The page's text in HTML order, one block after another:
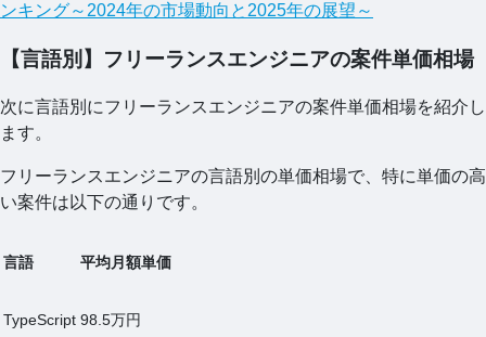
ンキング～2024年の市場動向と2025年の展望～
【言語別】フリーランスエンジニアの案件単価相場
次に言語別にフリーランスエンジニアの案件単価相場を紹介し
ます。
フリーランスエンジニアの言語別の単価相場で、特に単価の高
い案件は以下の通りです。
言語 平均月額単価
TypeScript 98.5万円